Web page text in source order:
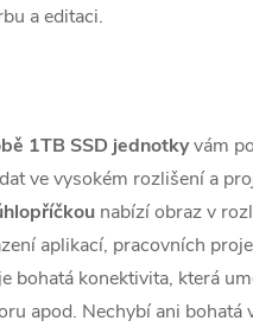
a editaci.
1TB SSD jednotkyvám
ve vysokém rozlišení a
nabízí obraz v
aplikací, pracovních
bohatá konektivita, která
apod. Nechybí ani bohatá